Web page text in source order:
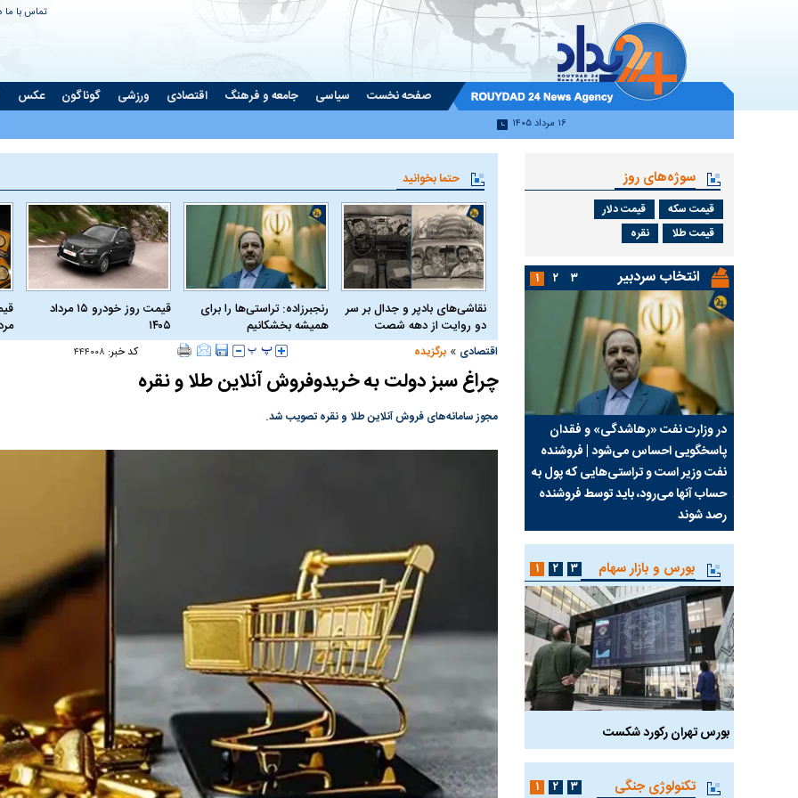
تماس با ما
صفحه نخست سیاسی جامعه و فرهنگ اقتصادی ورزشی گوناگون عکس
۱۶ مرداد ۱۴۰۵
حتما بخوانید
نقاشی‌های بادپر و جدال بر سر
دو روایت از دهه شصت
رنجبرزاده: تراستی‌ها را برای
همیشه بخشکانیم
قیمت روز خودرو ۱۵ مرداد
۱۴۰۵
اقتصادی » برگزیده کد خبر: ۴۴۴۰۰۸
چراغ سبز دولت به خریدوفروش آنلاین طلا و نقره
مجوز سامانه‌های فروش آنلاین طلا و نقره تصویب شد.
سوژه‌های روز
قیمت سکه
قیمت دلار
قیمت طلا
نقره
انتخاب سردبیر
در وزارت نفت «رهاشدگی» و فقدان
پاسخگویی احساس می‌شود | فروشنده
نفت وزیر است و تراستی‌هایی که پول به
حساب آنها می‌رود، باید توسط فروشنده
رصد شوند
چرا رویای آمریکایی سرنگونی رژیم و
نابودی محور مقاومت تعبیر نشد؟ | پشت
کمپین نه به اعدام
پاسخگویی
نفت وزیر است و
حساب آنها
۱ ۲ ۳
بورس و بازار سهام
بورس تهران رکورد شکست سیگنال مثبت دیپلماسی به بورس پرواز ۱۰۰ هزار واحدی شاخص کل بورس بورس تهران
۱ ۲ ۳
تکنولوژی جنگی ۱ ۲ ۳